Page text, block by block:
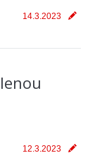
14.3.2023
12.3.2023